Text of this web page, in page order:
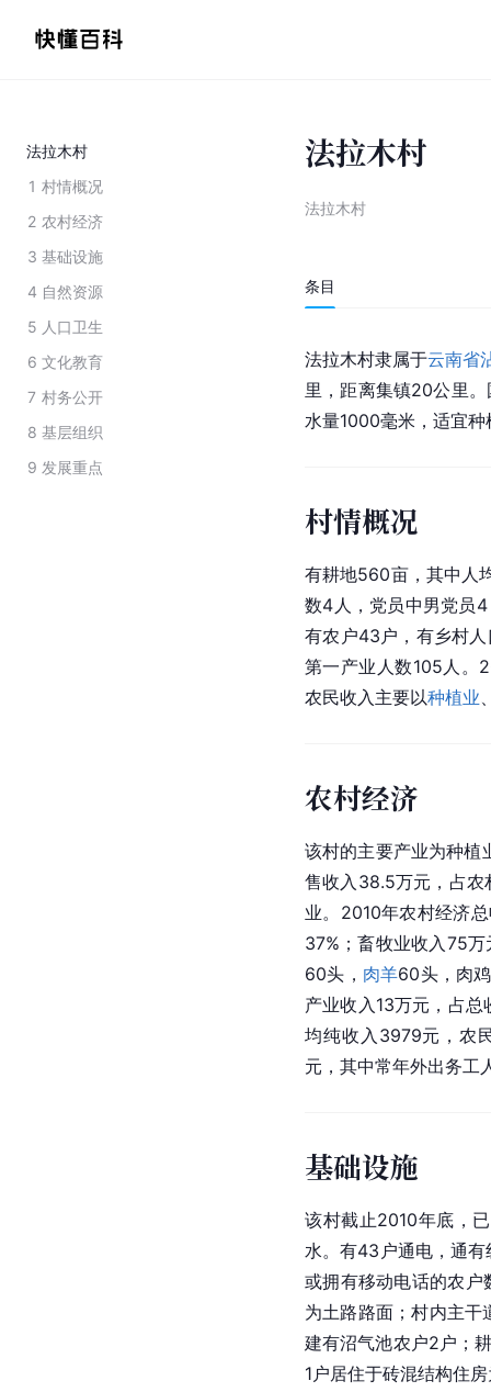
法拉木村
1 村情概况
2 农村经济
3 基础设施
4 自然资源
5 人口卫生
6 文化教育
7 村务公开
8 基层组织
9 发展重点
法拉木村
法拉木村
条目
法拉木村隶属于云南省
里，距离集镇20公里
水量1000毫米，适宜种
村情概况
有耕地560亩，其中人
数4人，党员中男党员
有农户43户，有乡村
第一产业人数105人。
农民收入主要以种植业
农村经济
该村的主要产业为种植
售收入38.5万元，占农
业。2010年农村经济
37%；畜牧业收入75
60头， 肉羊60头， 肉鸡
产业收入13万元，占
均纯收入3979元，农
元，其中常年外出务工
基础设施
该村截止2010年底，
水。有43户通电，通
或拥有移动电话的农户
为土路路面；村内主干
建有沼气池农户2户；
1户居住于砖混结构住